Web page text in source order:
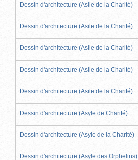
Dessin d'architecture (Asile de la Charité)
Dessin d'architecture (Asile de la Charité)
Dessin d'architecture (Asile de la Charité)
Dessin d'architecture (Asile de la Charité)
Dessin d'architecture (Asile de la Charité)
Dessin d'architecture (Asyle de Charité)
Dessin d'architecture (Asyle de la Charité)
Dessin d'architecture (Asyle des Orphelins)